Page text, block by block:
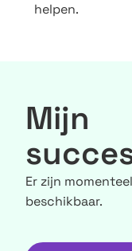
helpen.
Mijn
Er zijn
beschikbaar.